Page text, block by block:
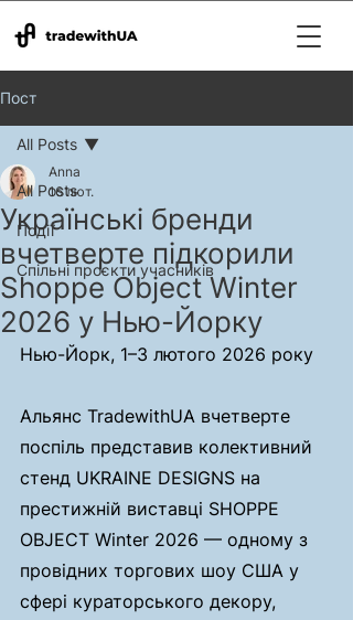
Пост
All Posts
Події
Спільні проєкти учасників
All Posts
Українські бренди
вчетверте підкорили
Shoppe Object Winter
2026 у Нью-Йорку
Anna
16 лют.
Нью-Йорк, 1–3 лютого 2026 року
Альянс TradewithUA вчетверте
поспіль представив колективний
стенд UKRAINE DESIGNS на
престижній виставці SHOPPE
OBJECT Winter 2026 — одному з
провідних торгових шоу США у
сфері кураторського декору,